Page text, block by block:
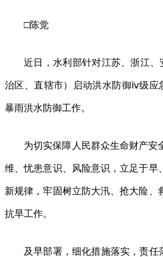
□陈觉
近日，水利部针对江苏、浙江
治区、直辖市）启动洪水防御ⅳ级应
暴雨洪水防御工作。
为切实保障人民群众生命财产安
维、忧患意识、风险意识，立足于早
新规律，牢固树立防大汛、抢大险
抗旱工作。
及早部署，细化措施落实，责任